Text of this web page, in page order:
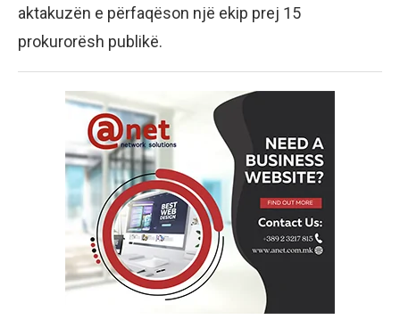
aktakuzën e përfaqëson një ekip prej 15
prokurorësh publikë.